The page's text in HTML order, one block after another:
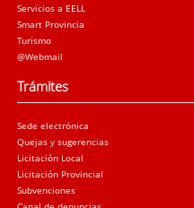
Servicios a EELL
Smart Provincia
Turismo
@Webmail
Trámites
Sede electrónica
Quejas y sugerencias
Licitación Local
Licitación Provincial
Subvenciones